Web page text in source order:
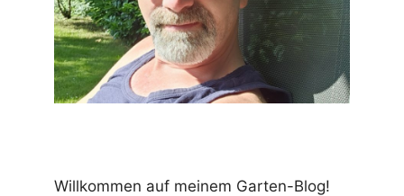
Willkommen auf meinem Garten-Blog!